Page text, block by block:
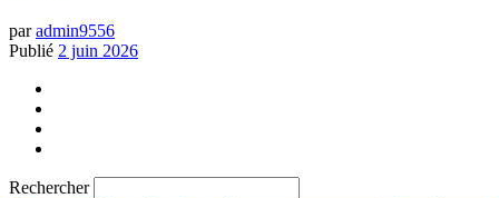
paradmin9556
Publié 2 juin 2026
Rechercher